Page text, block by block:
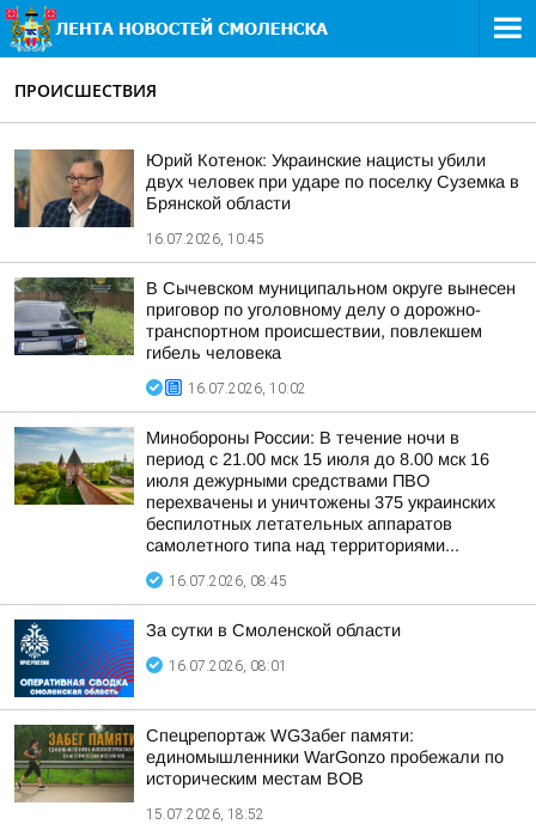
ПРОИСШЕСТВИЯ
Юрий Котенок: Украинские нацисты убили
двух человек при ударе по поселку Суземка в
Брянской области
16.07.2026, 10:45
В Сычевском муниципальном округе вынесен
приговор по уголовному делу о дорожно-
транспортном происшествии, повлекшем
гибель человека
16.07.2026, 10:02
Минобороны России: В течение ночи в
период с 21.00 мск 15 июля до 8.00 мск 16
июля дежурными средствами ПВО
перехвачены и уничтожены 375 украинских
беспилотных летательных аппаратов
самолетного типа над территориями...
16.07.2026, 08:45
За сутки в Смоленской области
16.07.2026, 08:01
Спецрепортаж WGЗабег памяти:
единомышленники WarGonzo пробежали по
историческим местам ВОВ
15.07.2026, 18:52